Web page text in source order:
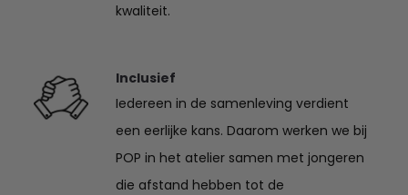
kwaliteit.
Inclusief
Iedereen in de samenleving verdient
een eerlijke kans. Daarom werken we bij
POP in het atelier samen met jongeren
die afstand hebben tot de